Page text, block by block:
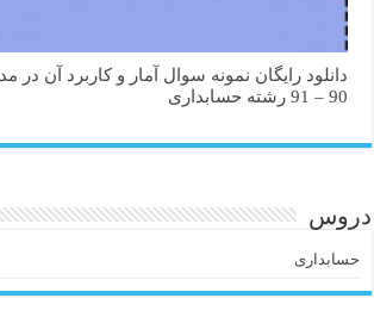
دانلود رایگان نمونه سوال آمار و کاربرد آن در
90 – 91 رشته حسابداری
دروس
حسابداری